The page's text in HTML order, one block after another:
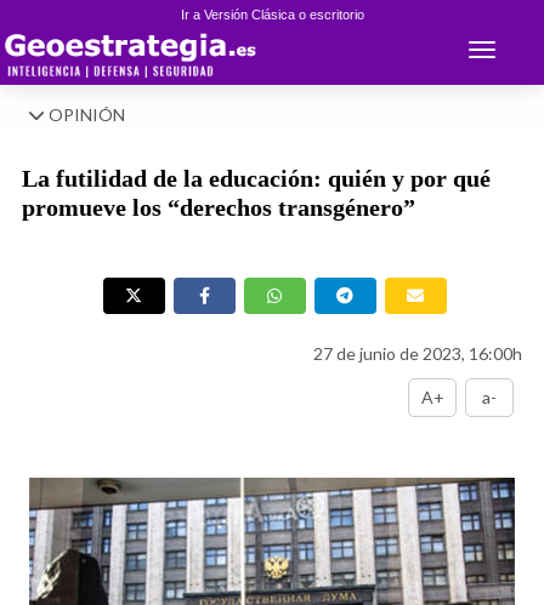
Ir a Versión Clásica o escritorio
Toggle
OPINIÓN
La futilidad de la educación: quién y por qué
promueve los “derechos transgénero”
27 de junio de 2023, 16:00h
A+ a-